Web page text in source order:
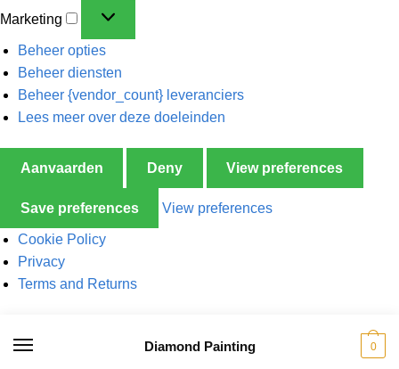
Marketing
Beheer opties
Beheer diensten
Beheer {vendor_count} leveranciers
Lees meer over deze doeleinden
Aanvaarden Deny View preferences
Save preferences View preferences
Cookie Policy
Privacy
Terms and Returns
Diamond Painting 0